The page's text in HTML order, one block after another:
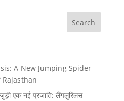
A New Jumping Spider
जुड़ी एक नई प्रजाति: लैंगलुरिलस